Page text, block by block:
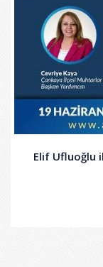
Elif Ufluoğlu